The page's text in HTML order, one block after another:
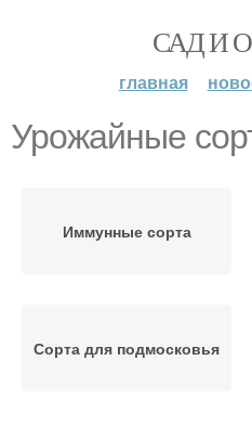
САД И
главная
Урожайные
Иммунные сорта
Сорта для подмосковья